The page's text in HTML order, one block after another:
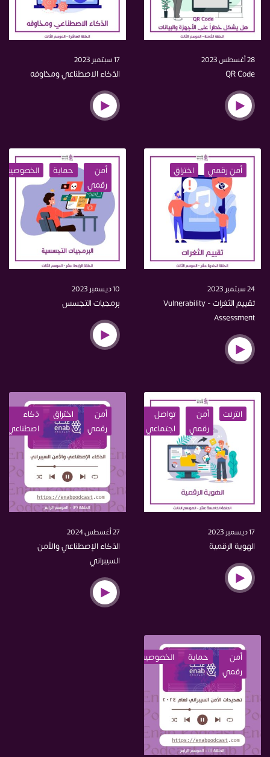
28 أغسطس 2023
QR Code
17 سبتمبر 2023
الذكاء الاصطناعي ومخاوفه
أمن رقمي اختراق
24 سبتمبر 2023
تقييم الثغرات - Vulnerability
Assessment
أمن
رقمي
حماية الخصوصية
10 ديسمبر 2023
برمجيات التجسس
انترنت
أمن
رقمي
تواصل
اجتماعي
عمل اختراق تعليم
17 ديسمبر 2023
الهوية الرقمية
أمن
رقمي
اختراق
ذكاء
اصطناعي
27 أغسطس 2024
الذكاء الإصطناعي والأمن
السيبراني
أمن
رقمي
حماية الخصوصية